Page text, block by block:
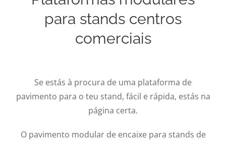
para stands centros
comerciais
Se estás à procura de uma plataforma de
pavimento para o teu stand, fácil e rápida, estás na
página certa.
O pavimento modular de encaixe para stands de